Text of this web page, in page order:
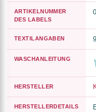
ARTIKELNUMMER
DES LABELS
TEXTILANGABEN
WASCHANLEITUNG
HERSTELLER
HERSTELLERDETAILS